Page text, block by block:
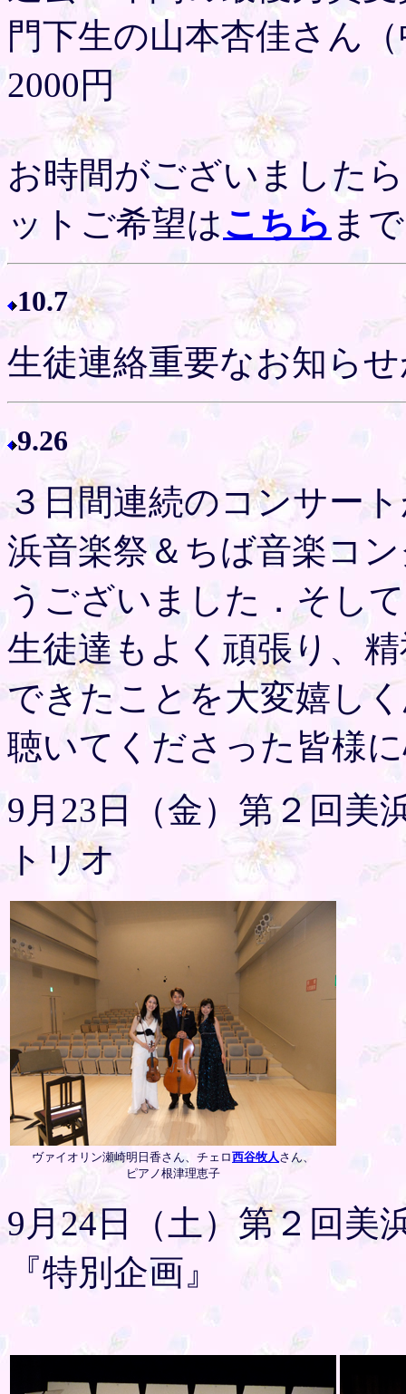
門下生の山本杏佳さん
2000円
お時間がございました
ットご希望はこちら ま
10.7
生徒連絡重要なお知ら
9.26
３日間連続のコンサー
浜音楽祭＆ちば音楽コ
うございました．そし
生徒達もよく頑張り、
できたことを大変嬉し
聴いてくださった皆様
9月23日（金）第２回美
トリオ
ヴァイオリン瀬崎明日香さん、チェロ西谷牧人 さん、
ピアノ根津理恵子
9月24日（土）第２回美
『特別企画』